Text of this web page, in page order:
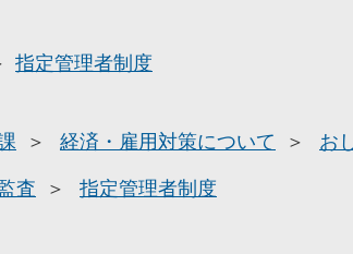
指定管理者制度
経済・雇用対策について お
査
指定管理者制度